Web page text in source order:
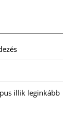
illik leginkább